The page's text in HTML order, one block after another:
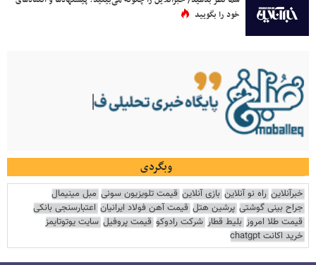
خود را بگویید
وبگردی
خبرآنلاین راه نو آنلاین بازی آنلاین قیمت تلویزیون سونی مبل مینیمال
جراح بینی گوشتی پرشین هتل قیمت آهن فولاد ایرانیان اعتبارسنجی بانکی
قیمت طلا امروز بلیط قطار شرکت رادوکو قیمت پروفیل سایت یوتوتایمز
خرید اکانت chatgpt